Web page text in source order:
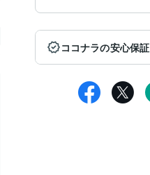
ココナラの安心保証